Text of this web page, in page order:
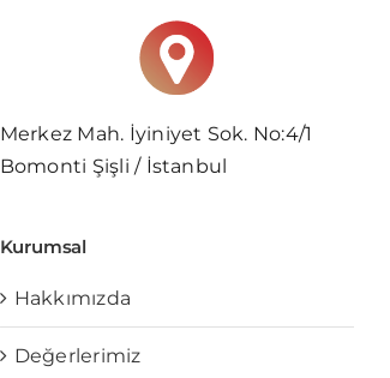
Merkez Mah. İyiniyet Sok. No:4/1
Bomonti Şişli / İstanbul
Kurumsal
Hakkımızda
Değerlerimiz